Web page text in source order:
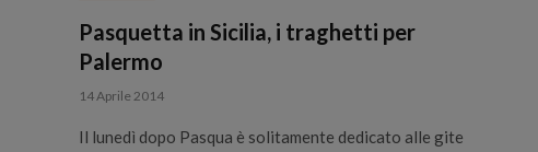
Pasquetta in Sicilia, i traghetti per
Palermo
14 Aprile 2014
Il lunedì dopo Pasqua è solitamente dedicato alle gite